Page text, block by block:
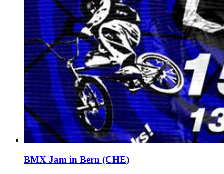
BMX Jam in Bern (CHE)